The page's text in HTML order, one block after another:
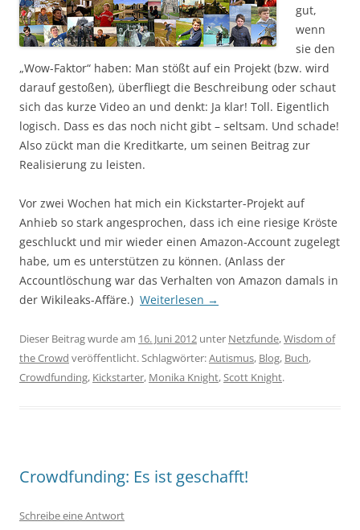
gut,
wenn
sie den
„Wow-Faktor“ haben: Man stößt auf ein Projekt (bzw. wird
darauf gestoßen), überfliegt die Beschreibung oder schaut
sich das kurze Video an und denkt: Ja klar! Toll. Eigentlich
logisch. Dass es das noch nicht gibt – seltsam. Und schade!
Also zückt man die Kreditkarte, um seinen Beitrag zur
Realisierung zu leisten.
Vor zwei Wochen hat mich ein Kickstarter-Projekt auf
Anhieb so stark angesprochen, dass ich eine riesige Kröste
geschluckt und mir wieder einen Amazon-Account zugelegt
habe, um es unterstützen zu können. (Anlass der
Accountlöschung war das Verhalten von Amazon damals in
der Wikileaks-Affäre.) Weiterlesen →
Dieser Beitrag wurde am 16. Juni 2012 unter Netzfunde,Wisdom of
the Crowd veröffentlicht. Schlagwörter:Autismus, Blog, Buch,
Crowdfunding, Kickstarter, Monika Knight,Scott Knight.
Crowdfunding: Es ist geschafft!
Schreibe eine Antwort